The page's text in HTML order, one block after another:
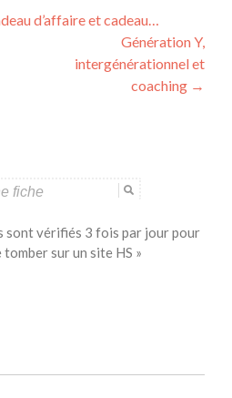
d’affaire et cadeau…
Génération Y,
intergénérationnel et
coaching →
sont vérifiés 3 fois par jour pour
sur un site HS »